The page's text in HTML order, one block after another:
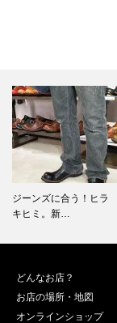
3Crest Vintage …
どんなお店？
お店の場所・地図
オンラインショップ